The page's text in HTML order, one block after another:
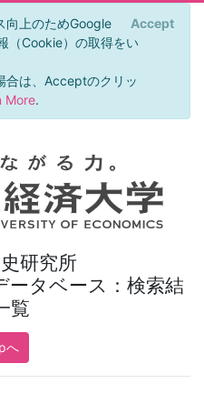
向上のためGoogle
（Cookie）の取得をい
合は、Acceptのクリッ
More.
Accept
研究所
ータベース：検索結
覧
へ
×